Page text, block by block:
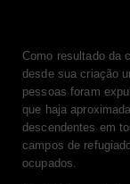
Como resultado da
desde sua criação
pessoas foram
que haja
descendentes em
campos de
ocupados.